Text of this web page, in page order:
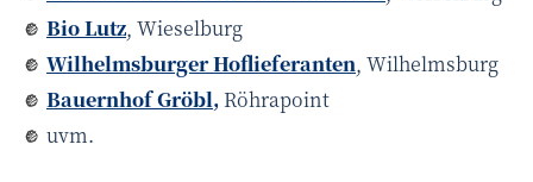
Bio Lutz, Wieselburg
Wilhelmsburger Hoflieferanten, Wilhelmsburg
Bauernhof Gröbl, Röhrapoint
uvm.